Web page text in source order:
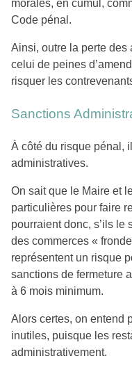
morales, en cumul,
Code pénal.
Ainsi, outre la perte des
celui de peines
risquer les
Sanctions
À côté du risque pénal,
administratives.
On sait que le Maire et
particulières pour faire
pourraient donc, s’ils le
des commerces «
représentent un risque
sanctions de fermeture
à 6 mois minimum.
Alors certes, on entend
inutiles, puisque les
administrativement.